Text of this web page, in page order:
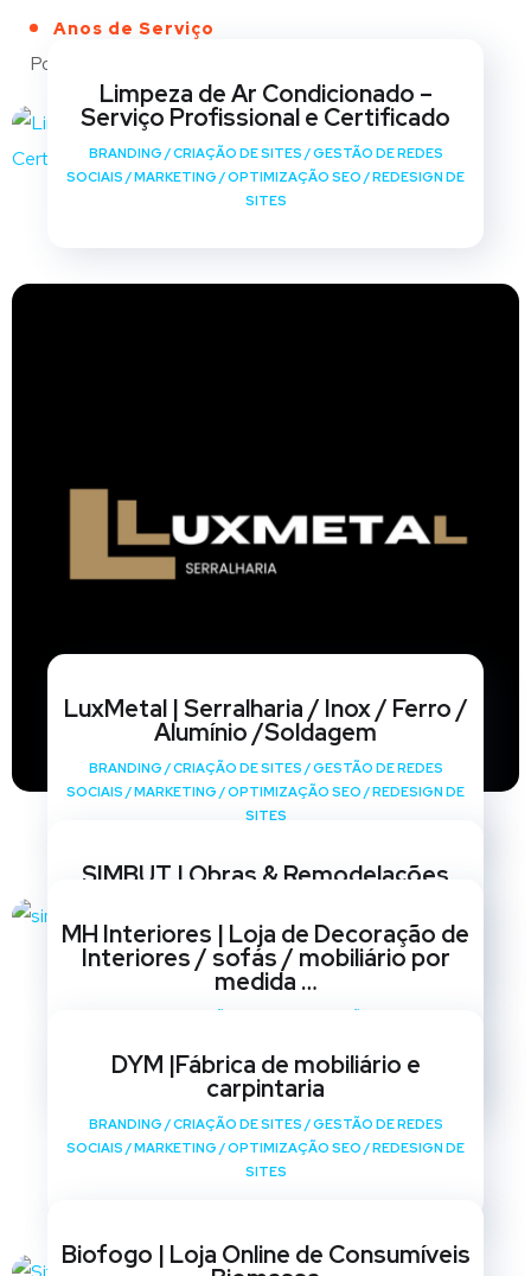
Anos de Serviço
Portfólio
Limpeza de Ar Condicionado –
Serviço Profissional e Certificado
BRANDING /CRIAÇÃO DE SITES /GESTÃO DE REDES
SOCIAIS /MARKETING /OPTIMIZAÇÃO SEO /REDESIGN DE
SITES
LuxMetal | Serralharia / Inox / Ferro /
Alumínio /Soldagem
BRANDING /CRIAÇÃO DE SITES /GESTÃO DE REDES
SOCIAIS /MARKETING /OPTIMIZAÇÃO SEO /REDESIGN DE
SITES
SIMBUT | Obras & Remodelações
SOCIAIS /MARKETING OPTIMIZAÇÃO SEO/ REDESIGN DE
SITES
MH Interiores | Loja de Decoração de
Interiores / sofás / mobiliário por
medida …
SITES
DYM |Fábrica de mobiliário e
carpintaria
BRANDING /CRIAÇÃO DE SITES /GESTÃO DE REDES
SOCIAIS /MARKETING /OPTIMIZAÇÃO SEO /REDESIGN DE
SITES
Biofogo | Loja Online de Consumíveis